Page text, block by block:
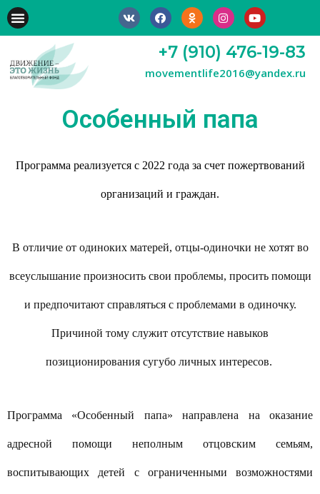
+7 (910) 476-19-83
movementlife2016@yandex.ru
Особенный папа
Программа реализуется с 2022 года за счет пожертвований
организаций и граждан.
В отличие от одиноких матерей, отцы-одиночки не хотят во
всеуслышание произносить свои проблемы, просить помощи
и предпочитаютсправляться с проблемами в одиночку.
Причиной тому служит отсутствие навыков
позиционирования сугубо личных интересов.
Программа «Особенный папа» направлена на оказание
адресной помощи неполным отцовским семьям,
воспитывающих детей с ограниченными возможностями